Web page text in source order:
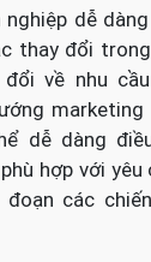
dễ
thay đổi
về nhu
marketing
dễ dàng
hợp với yêu
các